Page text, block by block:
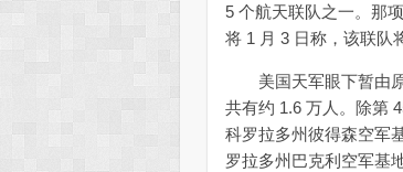
5 个航天联队之一。那
将 1 月 3 日称，该联队
美国天军眼下暂由原
共有约 1.6 万人。除第
科罗拉多州彼得森空军
罗拉多州巴克利空军基